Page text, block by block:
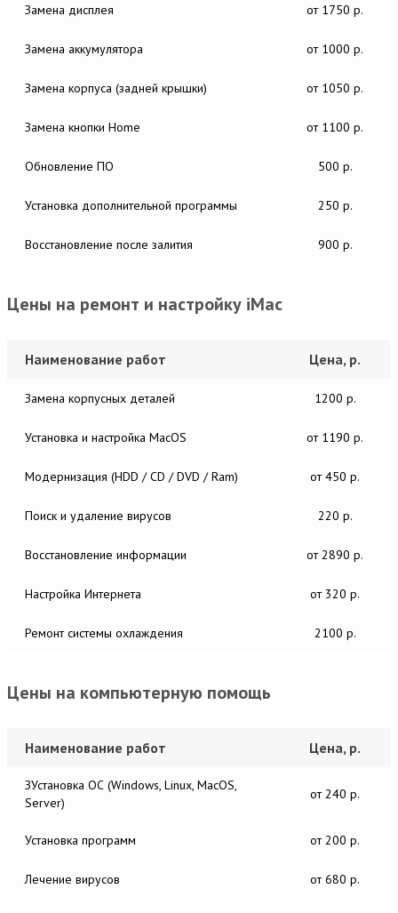
Замена дисплея от 1750 р.
Замена аккумулятора от 1000 р.
Замена корпуса (задней крышки) от 1050 р.
Замена кнопки Home от 1100 р.
Обновление ПО 500 р.
Установка дополнительной программы 250 р.
Восстановление после залития 900 р.
Цены на ремонт и настройку iMac
Наименование работ Цена, р.
Замена корпусных деталей 1200 р.
Установка и настройка MacОS от 1190 р.
Модернизация (HDD / CD / DVD / Ram) от 450 р.
Поиск и удаление вирусов 220 р.
Восстановление информации от 2890 р.
Настройка Интернета от 320 р.
Ремонт системы охлаждения 2100 р.
Цены на компьютерную помощь
Наименование работ Цена, р.
ЗУстановка ОС (Windows, Linux, MacOS,
Server)
от 240 р.
Установка программ от 200 р.
Лечение вирусов от 680 р.